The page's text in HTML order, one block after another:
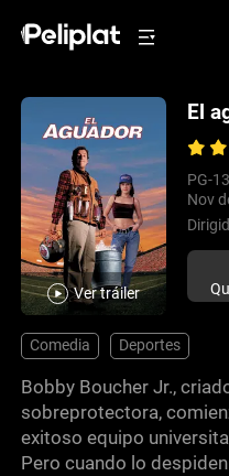
Ver tráiler
El
PG-
Nov
Comedia Deportes
Bobby Boucher Jr.,
sobreprotectora,
exitoso equipo
Pero cuando lo